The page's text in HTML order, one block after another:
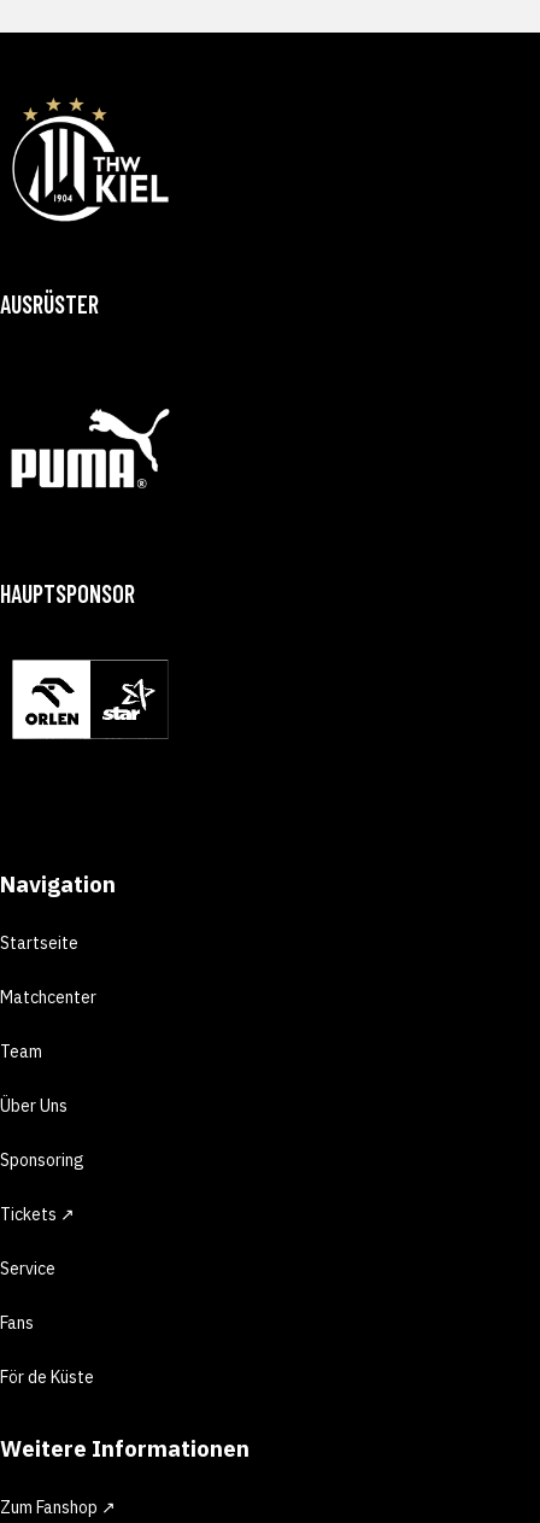
AUSRÜSTER
HAUPTSPONSOR
Navigation
Startseite
Matchcenter
Team
Über Uns
Sponsoring
Tickets ↗
Service
Fans
För de Küste
Weitere Informationen
Zum Fanshop ↗